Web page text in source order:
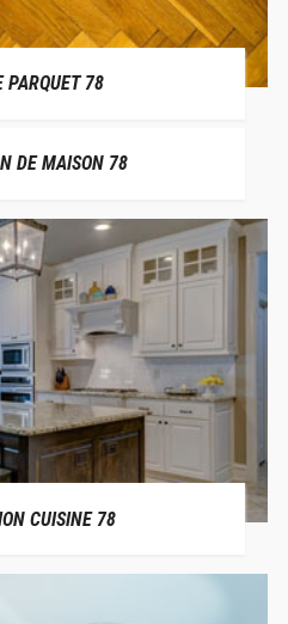
PARQUET 78
DE MAISON 78
CUISINE 78